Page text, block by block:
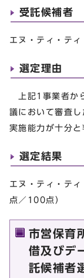
受託候補者
エヌ・ティ・テ
選定理由
上記1事業者か
議において審査
実施能力が十分と
選定結果
エヌ・ティ・テ
点／100点）
市営保育
借及びデ
託候補者